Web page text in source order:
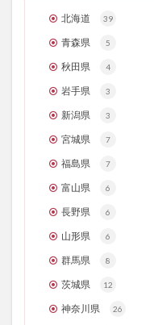
北海道 39
青森県 5
秋田県 4
岩手県 3
新潟県 3
宮城県 7
福島県 7
富山県 6
長野県 6
山形県 6
群馬県 8
茨城県 12
神奈川県 26